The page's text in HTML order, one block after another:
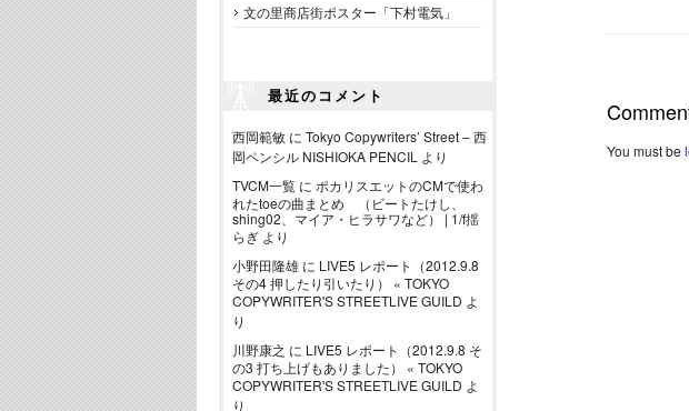
文の里商店街ポスター「下村電気」
最近のコメント
西岡範敏 に Tokyo Copywriters’ Street – 西
岡ペンシル NISHIOKA PENCIL より
TVCM一覧 に ポカリスエットのCMで使わ
れたtoeの曲まとめ （ビートたけし、
shing02、マイア・ヒラサワなど） | 1/f揺
らぎ より
小野田隆雄 に LIVE5 レポート（2012.9.8
その4 押したり引いたり） « TOKYO
COPYWRITER'S STREETLIVE GUILD よ
り
川野康之 に LIVE5 レポート（2012.9.8 そ
の3 打ち上げもありました） « TOKYO
COPYWRITER'S STREETLIVE GUILD よ
り
You must be